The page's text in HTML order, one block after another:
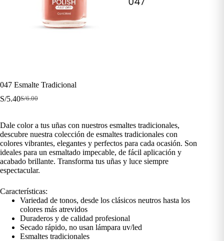
047 Esmalte Tradicional
S/6.00
El
era:
S/6.00.
S/5.40El
es:
S/5.40.
Dale color a tus uñas con nuestros esmaltes tradicionales,
descubre nuestra colección de esmaltes tradicionales con
colores vibrantes, elegantes y perfectos para cada ocasión. Son
ideales para un esmaltado impecable, de fácil aplicación y
acabado brillante. Transforma tus uñas y luce siempre
espectacular.
Características:
Variedad de tonos, desde los clásicos neutros hasta los
colores más atrevidos
Duraderos y de calidad profesional
Secado rápido, no usan lámpara uv/led
Esmaltes tradicionales